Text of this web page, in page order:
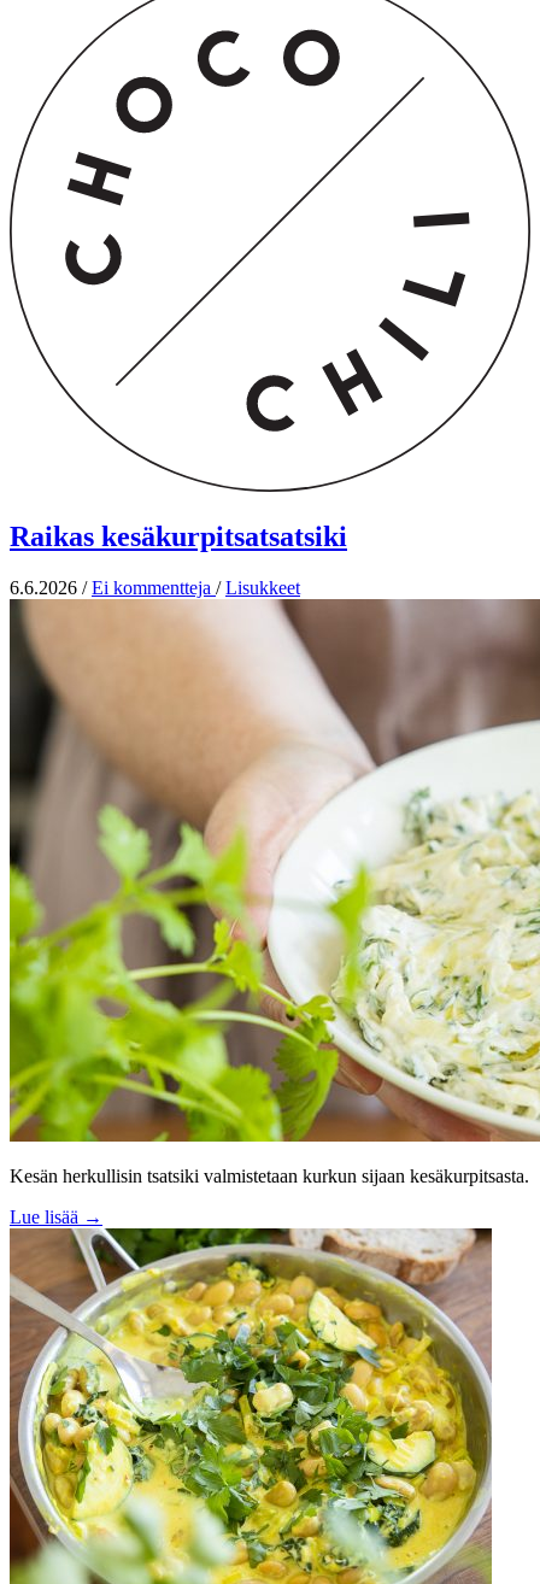
Raikas kesäkurpitsatsatsiki
6.6.2026 / Ei kommentteja / Lisukkeet
Kesän herkullisin tsatsiki valmistetaan kurkun sijaan kesäkurpitsasta.
Lue lisää →